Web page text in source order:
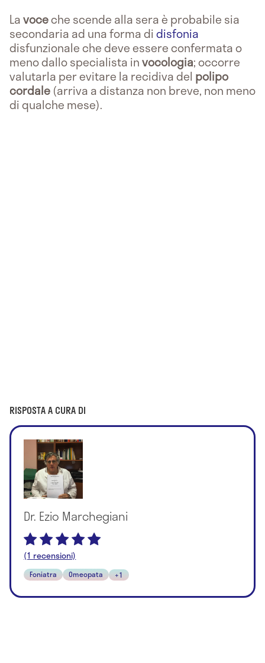
Lavoceche scende alla sera è probabile sia
secondaria ad una forma didisfonia
disfunzionale che deve essere confermata o
meno dallo specialista invocologia; occorre
valutarla per evitare la recidiva del polipo
cordale (arriva a distanza non breve, non meno
di qualche mese).
RISPOSTA A CURA DI
Dr. Ezio Marchegiani
(1 recensioni)
Foniatra Omeopata +1